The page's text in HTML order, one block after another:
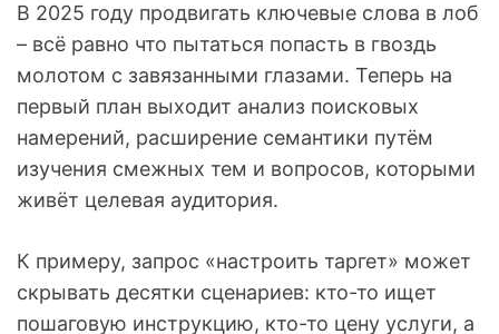
В 2025 году продвигать ключевые слова в лоб
– всё равно что пытаться попасть в гвоздь
молотом с завязанными глазами. Теперь на
первый план выходит анализ поисковых
намерений, расширение семантики путём
изучения смежных тем и вопросов, которыми
живёт целевая аудитория.
К примеру, запрос «настроить таргет» может
скрывать десятки сценариев: кто-то ищет
пошаговую инструкцию, кто-то цену услуги, а